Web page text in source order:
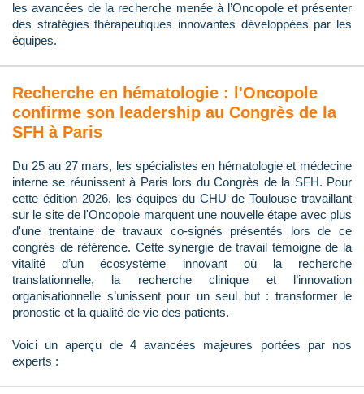
les avancées de la recherche menée à l’Oncopole et présenter
des stratégies thérapeutiques innovantes développées par les
équipes.
Recherche en hématologie : l'Oncopole
confirme son leadership au Congrès de la
SFH à Paris
Du 25 au 27 mars, les spécialistes en hématologie et médecine
interne se réunissent à Paris lors du Congrès de la SFH. Pour
cette édition 2026, les équipes du CHU de Toulouse travaillant
sur le site de l'Oncopole marquent une nouvelle étape avec plus
d'une trentaine de travaux co-signés présentés lors de ce
congrès de référence. Cette synergie de travail témoigne de la
vitalité d’un écosystème innovant où la recherche
translationnelle, la recherche clinique et l’innovation
organisationnelle s’unissent pour un seul but : transformer le
pronostic et la qualité de vie des patients.
Voici un aperçu de 4 avancées majeures portées par nos
experts :